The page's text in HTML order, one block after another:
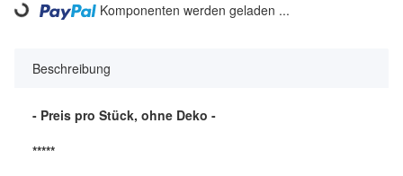
Loading... Komponenten werden geladen ...
Beschreibung
- Preis pro Stück, ohne Deko -
*****